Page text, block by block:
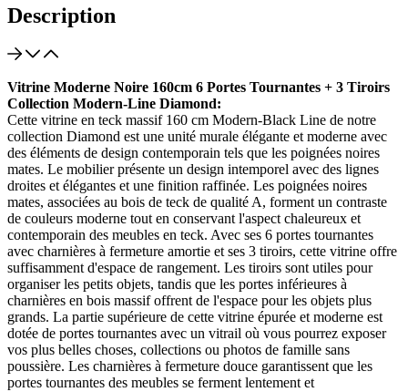
Description
Vitrine Moderne Noire 160cm 6 Portes Tournantes + 3 Tiroirs
Collection Modern-Line Diamond:
Cette vitrine en teck massif 160 cm Modern-Black Line de notre
collection Diamond est une unité murale élégante et moderne avec
des éléments de design contemporain tels que les poignées noires
mates. Le mobilier présente un design intemporel avec des lignes
droites et élégantes et une finition raffinée. Les poignées noires
mates, associées au bois de teck de qualité A, forment un contraste
de couleurs moderne tout en conservant l'aspect chaleureux et
contemporain des meubles en teck. Avec ses 6 portes tournantes
avec charnières à fermeture amortie et ses 3 tiroirs, cette vitrine offre
suffisamment d'espace de rangement. Les tiroirs sont utiles pour
organiser les petits objets, tandis que les portes inférieures à
charnières en bois massif offrent de l'espace pour les objets plus
grands. La partie supérieure de cette vitrine épurée et moderne est
dotée de portes tournantes avec un vitrail où vous pourrez exposer
vos plus belles choses, collections ou photos de famille sans
poussière. Les charnières à fermeture douce garantissent que les
portes tournantes des meubles se ferment lentement et